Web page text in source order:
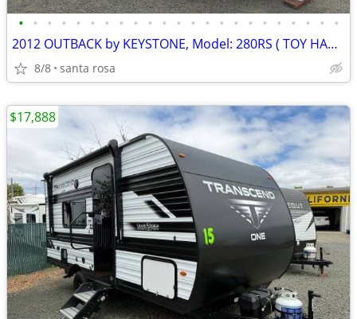
• • • • • • • • • • • • • • • • • • • • • • •
2012 OUTBACK by KEYSTONE, Model: 280RS ( TOY HAULER / Bunk Beds)
8/8 santa rosa
$17,888